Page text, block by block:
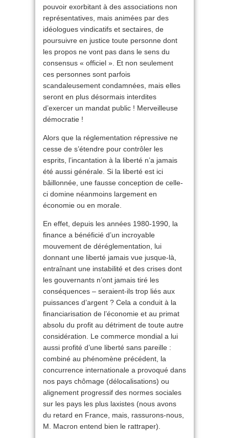
pouvoir exorbitant à des associations non
représentatives, mais animées par des
idéologues vindicatifs et sectaires, de
poursuivre en justice toute personne dont
les propos ne vont pas dans le sens du
consensus « officiel ». Et non seulement
ces personnes sont parfois
scandaleusement condamnées, mais elles
seront en plus désormais interdites
d’exercer un mandat public ! Merveilleuse
démocratie !
Alors que la réglementation répressive ne
cesse de s’étendre pour contrôler les
esprits, l’incantation à la liberté n’a jamais
été aussi générale. Si la liberté est ici
bâillonnée, une fausse conception de celle-
ci domine néanmoins largement en
économie ou en morale.
En effet, depuis les années 1980-1990, la
finance a bénéficié d’un incroyable
mouvement de déréglementation, lui
donnant une liberté jamais vue jusque-là,
entraînant une instabilité et des crises dont
les gouvernants n’ont jamais tiré les
conséquences – seraient-ils trop liés aux
puissances d’argent ? Cela a conduit à la
financiarisation de l’économie et au primat
absolu du profit au détriment de toute autre
considération. Le commerce mondial a lui
aussi profité d’une liberté sans pareille :
combiné au phénomène précédent, la
concurrence internationale a provoqué dans
nos pays chômage (délocalisations) ou
alignement progressif des normes sociales
sur les pays les plus laxistes (nous avons
du retard en France, mais, rassurons-nous,
M. Macron entend bien le rattraper).